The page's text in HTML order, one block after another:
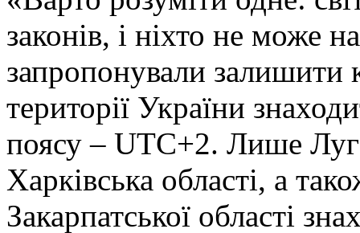
законів, і ніхто не може
запропонували залишити
території України
поясу – UTC+2. Лише
Харківська області, а
Закарпатської області